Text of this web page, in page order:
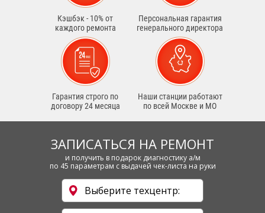
Кэшбэк - 10% от
каждого ремонта
Персональная гарантия
генерального директора
Гарантия строго по
договору 24 месяца
Наши станции работают
по всей Москве и МО
ЗАПИСАТЬСЯ НА РЕМОНТ
и получить в подарок диагностику а/м
по 45 параметрам с выдачей чек-листа на руки